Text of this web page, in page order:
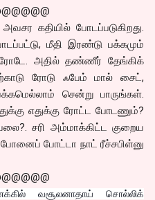
கதியில் போடப்படுகிறது.
மீதி இரண்டு பக்கமும்
அதில் தண்ணீர் தேங்கிக்
ரோடு ஃபேம் மால் சைட்,
சென்று பாருங்கள்.
எதுக்கு ரோட்ட போடணும்?
சரி அம்மாக்கிட்ட குறைய
போட்டா நாட் ரீச்சபிள்னு
வசூலனாதாய் சொல்லிக்